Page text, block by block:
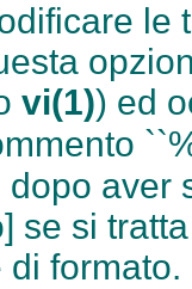
le
vi(1)) ed
dopo aver
se si
formato.